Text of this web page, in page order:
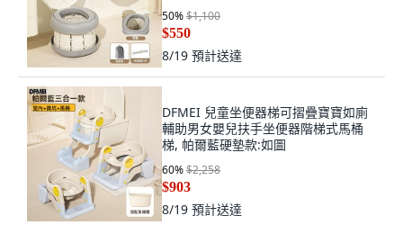
50%$1,100
$550
8/19 預計送達
DFMEI 兒童坐便器梯可摺疊寶寶如廁
輔助男女嬰兒扶手坐便器階梯式馬桶
梯, 帕爾藍硬墊款:如圖
60%$2,258
$903
8/19 預計送達